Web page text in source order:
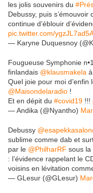
les jolis souvenirs du
Debussy, puis s’émouvoir
continue d’éblouir
pic.twitter.com/
— Karyne Duquesnoy
Fougueuse Symphonie
finlandais @klausmakela
Quel joie pour moi
@Maisondelaradio !
Et en dépit du #covid19 !!!
— Andika (@Nyantho)
Debussy
sublime comme dab et
par le @PhilharRF sous la
: l’évidence rappelant le
voisins en lévitation
— GLesur (@GLesur)